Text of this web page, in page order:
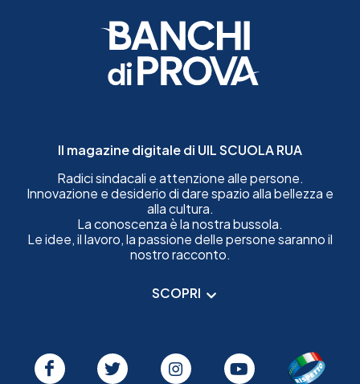
Il magazine digitale di UIL SCUOLA RUA
Radici sindacali e attenzione alle persone.
Innovazione e desiderio di dare spazio alla bellezza e
alla cultura.
La conoscenza è la nostra bussola.
Le idee, il lavoro, la passione delle persone saranno il
nostro racconto.
SCOPRI